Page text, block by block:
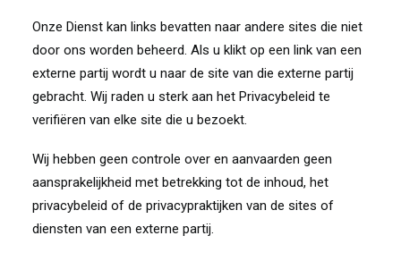
Onze Dienst kan links bevatten naar andere sites die niet
door ons worden beheerd. Als u klikt op een link van een
externe partij wordt u naar de site van die externe partij
gebracht. Wij raden u sterk aan het Privacybeleid te
verifiëren van elke site die u bezoekt.
Wij hebben geen controle over en aanvaarden geen
aansprakelijkheid met betrekking tot de inhoud, het
privacybeleid of de privacypraktijken van de sites of
diensten van een externe partij.